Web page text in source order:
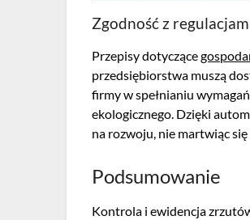
Zgodność z
Przepisy dotyczące
przedsiębiorstwa muszą
firmy w spełnianiu
ekologicznego. Dzięki
na rozwoju, nie martwiąc
Podsumowanie
Kontrola i ewidencja